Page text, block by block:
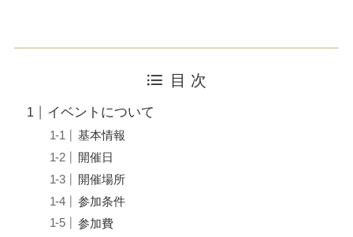
目 次
イベントについて
基本情報
開催日
開催場所
参加条件
参加費